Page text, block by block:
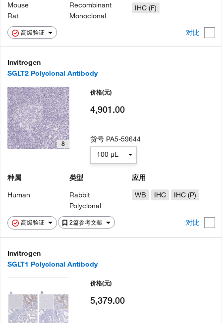
高级验证 对比
Mouse
Rat
Recombinant
Monoclonal
IHC (F)
Invitrogen
SGLT2 Polyclonal Antibody
高级验证 2篇参考文献 对比
8
种属
Human
类型
Rabbit
Polyclonal
应用
WB
IHC IHC (P)
价格(元)
4,901.00
货号 PA5-59644
100 µL
Invitrogen
SGLT1 Polyclonal Antibody
价格(元)
5,379.00